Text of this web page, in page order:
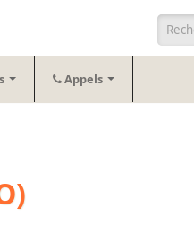
Appels